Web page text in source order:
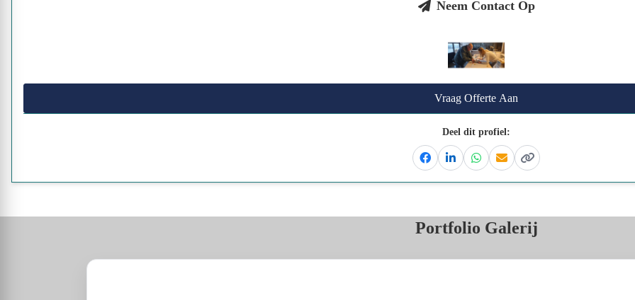
Neem Contact Op
Vraag Offerte Aan
Deel dit profiel:
FacebookLinkedinWhatsapp
EmailKopieer link
Portfolio Galerij